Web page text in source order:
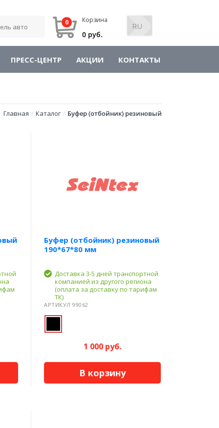
Корзина
0
0 руб.
ПРЕСС-ЦЕНТР АКЦИИ КОНТАКТЫ
Главная / Каталог / Буфер (отбойник) резиновый
Буфер (отбойник) резиновый
190*67*80 мм
Доставка 3-5 дней транспортной
компанией из другого региона
(оплата за доставку по тарифам
ТК)
АРТИКУЛ 99062
1 000 руб.
В корзину